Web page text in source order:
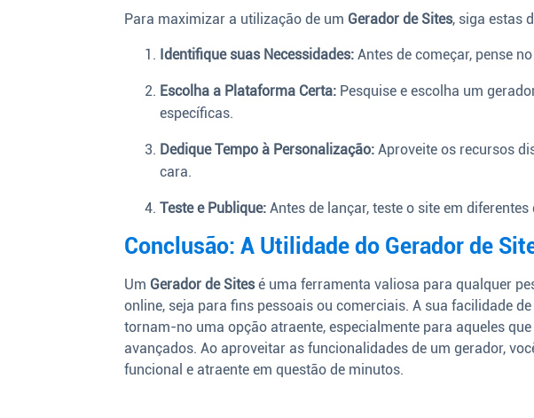
Para maximizar a utilização de um Gerador de Sites, siga estas
Identifique suas Necessidades: Antes de começar, pense
Escolha a Plataforma Certa: Pesquise e escolha um
específicas.
Dedique Tempo à Personalização: Aproveite os recursos
cara.
Teste e Publique: Antes de lançar, teste o site em
Conclusão: A Utilidade do Gerador de
Um Gerador de Sitesé uma ferramenta valiosa para qualquer
online, seja para fins pessoais ou comerciais. A sua facilidade
tornam-no uma opção atraente, especialmente para aqueles
avançados. Ao aproveitar as funcionalidades de um gerador,
funcional e atraente em questão de minutos.